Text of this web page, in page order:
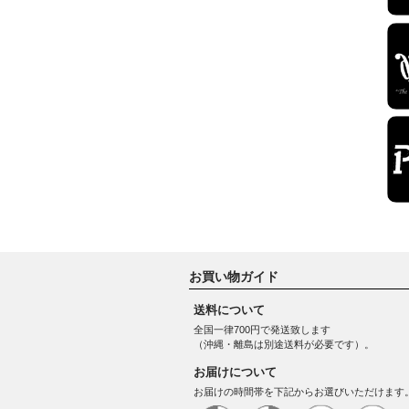
お買い物ガイド
送料について
全国一律700円で発送致します
（沖縄・離島は別途送料が必要です）。
お届けについて
お届けの時間帯を下記からお選びいただけます